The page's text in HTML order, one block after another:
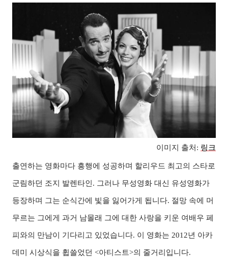
이미지 출처: 링크
출연하는 영화마다 흥행에 성공하며 할리우드 최고의 스타로
군림하던 조지 발렌타인. 그러나 무성영화 대신 유성영화가
등장하며 그는 순식간에 빛을 잃어가게 됩니다. 절망 속에 머
무르는 그에게 과거 남몰래 그에 대한 사랑을 키운 여배우 페
피와의 만남이 기다리고 있었습니다. 이 영화는 2012년 아카
데미 시상식을 휩쓸었던 <아티스트>의 줄거리입니다.